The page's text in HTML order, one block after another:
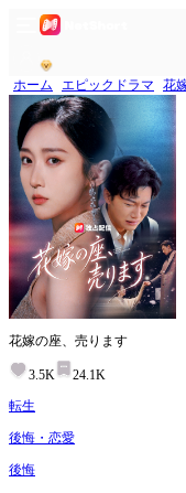
ホーム エピックドラマ 花
花嫁の座、売ります
3.5K
24.1K
転生
後悔・恋愛
後悔